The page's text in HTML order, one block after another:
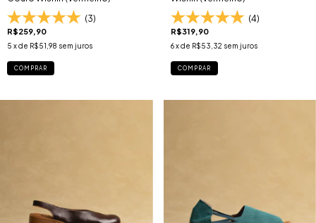
(3)
R$259,90
5 x de R$51,98 sem juros
COMPRAR
(4)
R$319,90
6 x de R$53,32 sem juros
COMPRAR